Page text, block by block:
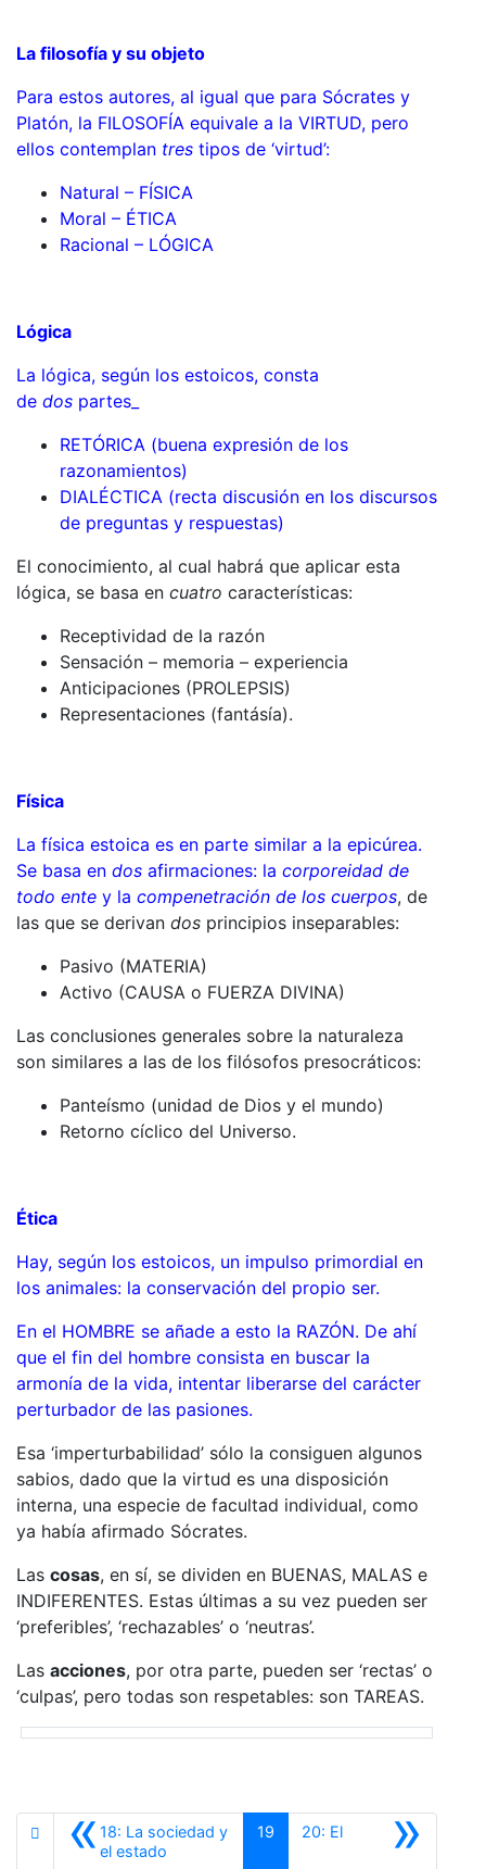
La filosofía y su objeto
Para estos autores, al igual que para Sócrates y
Platón, la FILOSOFÍA equivale a la VIRTUD, pero
ellos contemplan tres tipos de ‘virtud’:
Natural – FÍSICA
Moral – ÉTICA
Racional – LÓGICA
Lógica
La lógica, según los estoicos, consta
de dos partes_
RETÓRICA (buena expresión de los
razonamientos)
DIALÉCTICA (recta discusión en los discursos
de preguntas y respuestas)
El conocimiento, al cual habrá que aplicar esta
lógica, se basa en cuatro características:
Receptividad de la razón
Sensación – memoria – experiencia
Anticipaciones (PROLEPSIS)
Representaciones (fantásía).
Física
La física estoica es en parte similar a la epicúrea.
Se basa en dos afirmaciones: la corporeidad de
todo ente y la compenetración de los cuerpos, de
las que se derivan dos principios inseparables:
Pasivo (MATERIA)
Activo (CAUSA o FUERZA DIVINA)
Las conclusiones generales sobre la naturaleza
son similares a las de los filósofos presocráticos:
Panteísmo (unidad de Dios y el mundo)
Retorno cíclico del Universo.
Ética
Hay, según los estoicos, un impulso primordial en
los animales: la conservación del propio ser.
En el HOMBRE se añade a esto la RAZÓN. De ahí
que el fin del hombre consista en buscar la
armonía de la vida, intentar liberarse del carácter
perturbador de las pasiones.
Esa ‘imperturbabilidad’ sólo la consiguen algunos
sabios, dado que la virtud es una disposición
interna, una especie de facultad individual, como
ya había afirmado Sócrates.
Las cosas, en sí, se dividen en BUENAS, MALAS e
INDIFERENTES. Estas últimas a su vez pueden ser
‘preferibles’, ‘rechazables’ o ‘neutras’.
Las acciones, por otra parte, pueden ser ‘rectas’ o
‘culpas’, pero todas son respetables: son TAREAS.
«18: La sociedad y
el estado
19 »
20: El